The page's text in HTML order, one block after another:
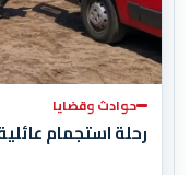
حوادث وقضايا
رحلة استجمام